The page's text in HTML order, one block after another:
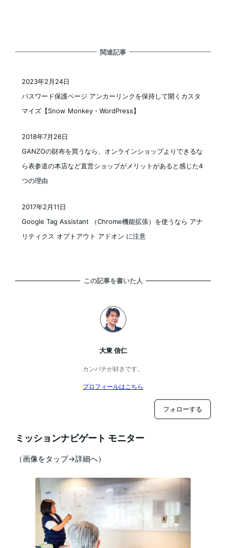
関連記事
パスワード保護ページ アンカーリンクを保持して開くカスタ
マイズ【Snow Monkey・WordPress】
2023年2月24日
GANZOの財布を買うなら、オンラインショップよりできるな
ら表参道の本店など直営ショップがメリットがあると感じた4
つの理由
2018年7月26日
Google Tag Assistant （Chrome機能拡張）を使うなら アナ
リティクス オプトアウト アドオン に注意
2017年2月11日
この記事を書いた人
大東 信仁
カンパチが好きです。
プロフィールはこちら
フォローする
ミッションナビゲート モニター
（画像をタップ→詳細へ）